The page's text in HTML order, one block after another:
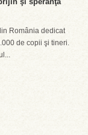
România dedicat
de copii şi tineri.